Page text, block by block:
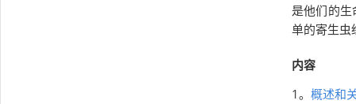
是他们的生
单的寄生虫
内容
1。 概述和